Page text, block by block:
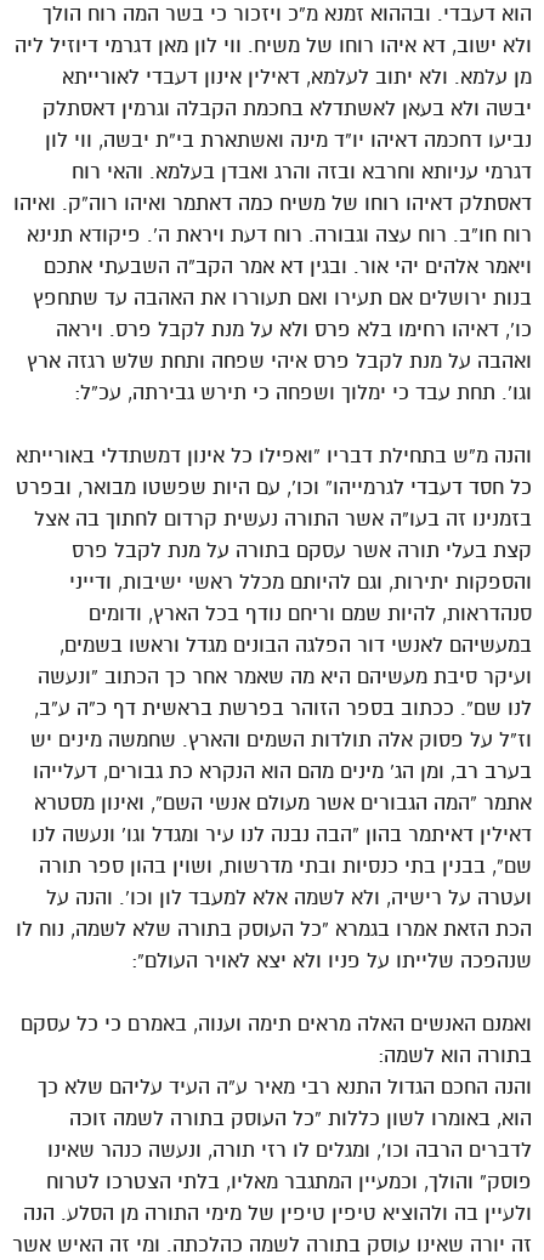
הוא דעבדי. ובההוא זמנא מ”כ ויזכור כי בשר המה רוח הולך
ולא ישוב, דא איהו רוחו של משיח. ווי לון מאן דגרמי דיוזיל ליה
מן עלמא. ולא יתוב לעלמא, דאילין אינון דעבדי לאורייתא
יבשה ולא בעאן לאשתדלא בחכמת הקבלה וגרמין דאסתלק
נביעו דחכמה דאיהו יו”ד מינה ואשתארת בי”ת יבשה, ווי לון
דגרמי עניותא וחרבא ובזה והרג ואבדן בעלמא. והאי רוח
דאסתלק דאיהו רוחו של משיח כמה דאתמר ואיהו רוה”ק. ואיהו
רוח חו”ב. רוח עצה וגבורה. רוח דעת ויראת ה’. פיקודא תנינא
ויאמר אלהים יהי אור. ובגין דא אמר הקב”ה השבעתי אתכם
בנות ירושלים אם תעירו ואם תעוררו את האהבה עד שתחפץ
כו’, דאיהו רחימו בלא פרס ולא על מנת לקבל פרס. ויראה
ואהבה על מנת לקבל פרס איהי שפחה ותחת שלש רגזה ארץ
וגו’. תחת עבד כי ימלוך ושפחה כי תירש גבירתה, עכ”ל:
והנה מ”ש בתחילת דבריו “ואפילו כל אינון דמשתדלי באורייתא
כל חסד דעבדי לגרמייהו” וכו’, עם היות שפשטו מבואר, ובפרט
בזמנינו זה בעו”ה אשר התורה נעשית קרדום לחתוך בה אצל
קצת בעלי תורה אשר עסקם בתורה על מנת לקבל פרס
והספקות יתירות, וגם להיותם מכלל ראשי ישיבות, ודייני
סנהדראות, להיות שמם וריחם נודף בכל הארץ, ודומים
במעשיהם לאנשי דור הפלגה הבונים מגדל וראשו בשמים,
ועיקר סיבת מעשיהם היא מה שאמר אחר כך הכתוב “ונעשה
לנו שם”. ככתוב בספר הזוהר בפרשת בראשית דף כ”ה ע”ב,
וז”ל על פסוק אלה תולדות השמים והארץ. שחמשה מינים יש
בערב רב, ומן הג’ מינים מהם הוא הנקרא כת גבורים, דעלייהו
אתמר “המה הגבורים אשר מעולם אנשי השם”, ואינון מסטרא
דאילין דאיתמר בהון “הבה נבנה לנו עיר ומגדל וגו’ ונעשה לנו
שם”, בבנין בתי כנסיות ובתי מדרשות, ושוין בהון ספר תורה
ועטרה על רישיה, ולא לשמה אלא למעבד לון וכו’. והנה על
הכת הזאת אמרו בגמרא “כל העוסק בתורה שלא לשמה, נוח לו
שנהפכה שלייתו על פניו ולא יצא לאויר העולם”:
ואמנם האנשים האלה מראים תימה וענוה, באמרם כי כל עסקם
בתורה הוא לשמה:
והנה החכם הגדול התנא רבי מאיר ע”ה העיד עליהם שלא כך
הוא, באומרו לשון כללות “כל העוסק בתורה לשמה זוכה
לדברים הרבה וכו’, ומגלים לו רזי תורה, ונעשה כנהר שאינו
פוסק” והולך, וכמעיין המתגבר מאליו, בלתי הצטרכו לטרוח
ולעיין בה ולהוציא טיפין טיפין של מימי התורה מן הסלע. הנה
זה יורה שאינו עוסק בתורה לשמה כהלכתה. ומי זה האיש אשר